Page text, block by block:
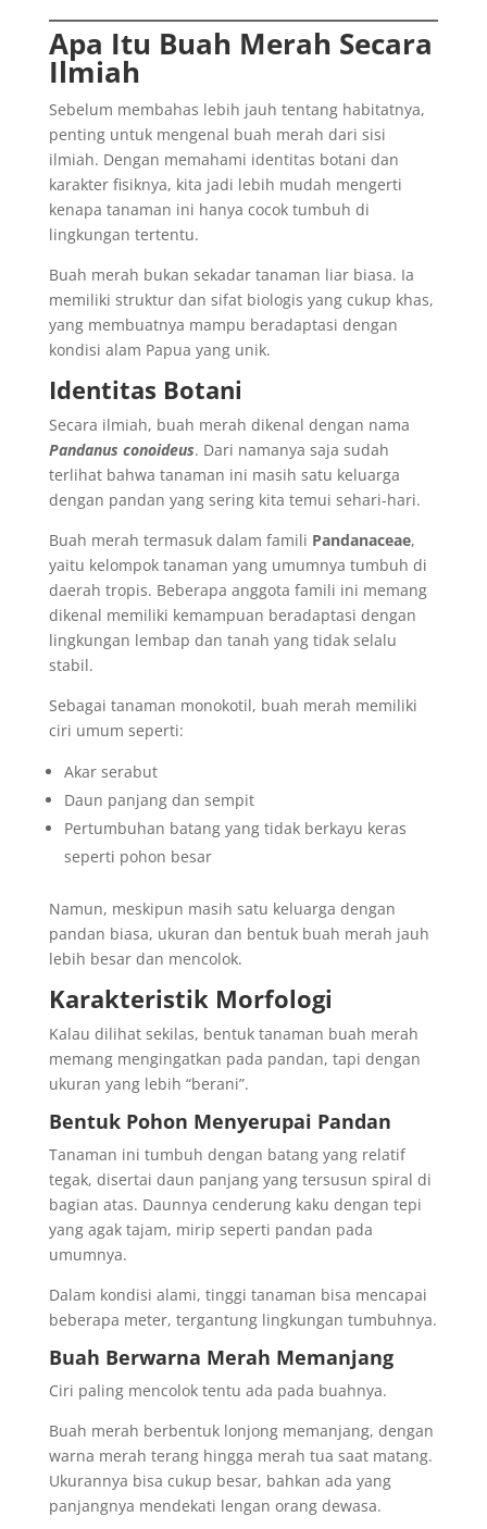
Apa Itu Buah Merah Secara
Ilmiah
Sebelum membahas lebih jauh tentang habitatnya,
penting untuk mengenal buah merah dari sisi
ilmiah. Dengan memahami identitas botani dan
karakter fisiknya, kita jadi lebih mudah mengerti
kenapa tanaman ini hanya cocok tumbuh di
lingkungan tertentu.
Buah merah bukan sekadar tanaman liar biasa. Ia
memiliki struktur dan sifat biologis yang cukup khas,
yang membuatnya mampu beradaptasi dengan
kondisi alam Papua yang unik.
Identitas Botani
Secara ilmiah, buah merah dikenal dengan nama
Pandanus conoideus. Dari namanya saja sudah
terlihat bahwa tanaman ini masih satu keluarga
dengan pandan yang sering kita temui sehari-hari.
Buah merah termasuk dalam famili Pandanaceae,
yaitu kelompok tanaman yang umumnya tumbuh di
daerah tropis. Beberapa anggota famili ini memang
dikenal memiliki kemampuan beradaptasi dengan
lingkungan lembap dan tanah yang tidak selalu
stabil.
Sebagai tanaman monokotil, buah merah memiliki
ciri umum seperti:
Akar serabut
Daun panjang dan sempit
Pertumbuhan batang yang tidak berkayu keras
seperti pohon besar
Namun, meskipun masih satu keluarga dengan
pandan biasa, ukuran dan bentuk buah merah jauh
lebih besar dan mencolok.
Karakteristik Morfologi
Kalau dilihat sekilas, bentuk tanaman buah merah
memang mengingatkan pada pandan, tapi dengan
ukuran yang lebih “berani”.
Bentuk Pohon Menyerupai Pandan
Tanaman ini tumbuh dengan batang yang relatif
tegak, disertai daun panjang yang tersusun spiral di
bagian atas. Daunnya cenderung kaku dengan tepi
yang agak tajam, mirip seperti pandan pada
umumnya.
Dalam kondisi alami, tinggi tanaman bisa mencapai
beberapa meter, tergantung lingkungan tumbuhnya.
Buah Berwarna Merah Memanjang
Ciri paling mencolok tentu ada pada buahnya.
Buah merah berbentuk lonjong memanjang, dengan
warna merah terang hingga merah tua saat matang.
Ukurannya bisa cukup besar, bahkan ada yang
panjangnya mendekati lengan orang dewasa.